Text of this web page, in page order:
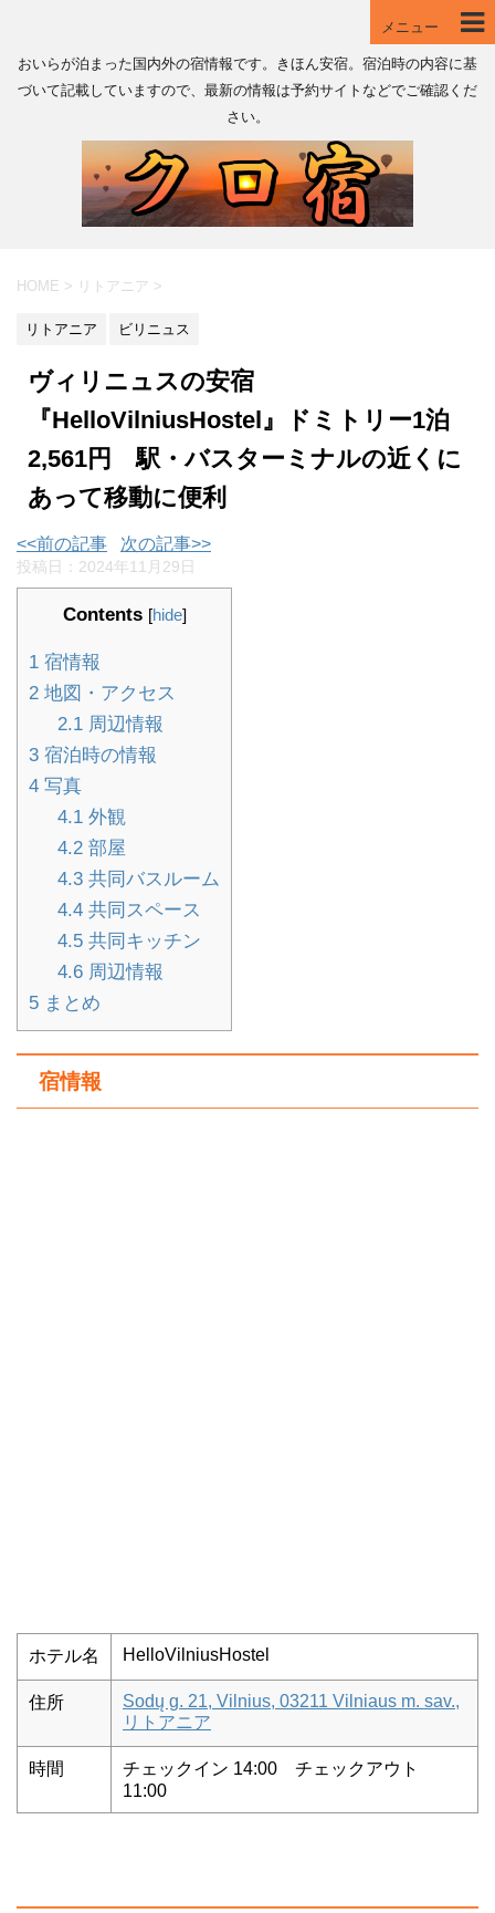
メニュー
おいらが泊まった国内外の宿情報です。きほん安宿。宿泊時の内容に基
づいて記載していますので、最新の情報は予約サイトなどでご確認くだ
さい。
HOME > リトアニア >
リトアニア ビリニュス
ヴィリニュスの安宿
『HelloVilniusHostel』ドミトリー1泊
2,561円 駅・バスターミナルの近くに
あって移動に便利
<<前の記事 次の記事>>
投稿日： 2024年11月29日
Contents [hide]
1 宿情報
2 地図・アクセス
2.1周辺情報
3 宿泊時の情報
4 写真
4.1外観
4.2部屋
4.3共同バスルーム
4.4共同スペース
4.5共同キッチン
4.6周辺情報
5 まとめ
宿情報
ホテル名 HelloVilniusHostel
住所
Sodų g. 21, Vilnius, 03211 Vilniaus m. sav.,
リトアニア
時間
チェックイン 14:00 チェックアウト
11:00